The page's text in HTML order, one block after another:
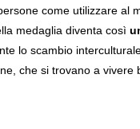
come utilizzare al
medaglia diventa così
lo scambio
che si trovano a vivere